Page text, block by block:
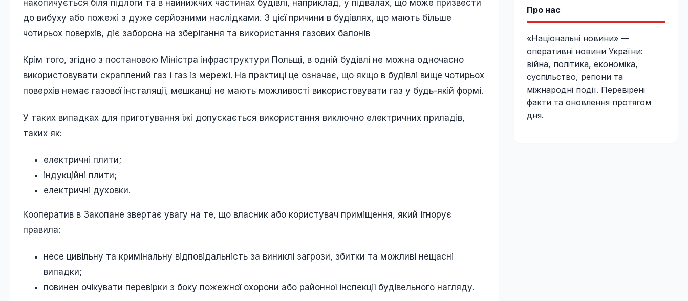
накопичується біля підлоги та в найнижчих частинах будівлі, наприклад, у підвалах, що може призвести
до вибуху або пожежі з дуже серйозними наслідками. З цієї причини в будівлях, що мають більше
чотирьох поверхів, діє заборона на зберігання та використання газових балонів
Крім того, згідно з постановою Міністра інфраструктури Польщі, в одній будівлі не можна одночасно
використовувати скраплений газ і газ із мережі. На практиці це означає, що якщо в будівлі вище чотирьох
поверхів немає газової інсталяції, мешканці не мають можливості використовувати газ у будь-якій формі.
У таких випадках для приготування їжі допускається використання виключно електричних приладів,
таких як:
електричні плити;
індукційні плити;
електричні духовки.
Кооператив в Закопане звертає увагу на те, що власник або користувач приміщення, який ігнорує
правила:
несе цивільну та кримінальну відповідальність за виниклі загрози, збитки та можливі нещасні
випадки;
повинен очікувати перевірки з боку пожежної охорони або районної інспекції будівельного нагляду.
Про нас
«Національні новини» —
оперативні новини України:
війна, політика, економіка,
суспільство, регіони та
міжнародні події. Перевірені
факти та оновлення протягом
дня.